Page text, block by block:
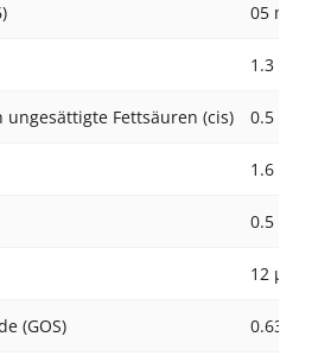
05 mg
1.3 mg
ungesättigte Fettsäuren (cis) 0.5 g
1.6 µg
0.5 g
12 µg
(GOS) 0.63 g